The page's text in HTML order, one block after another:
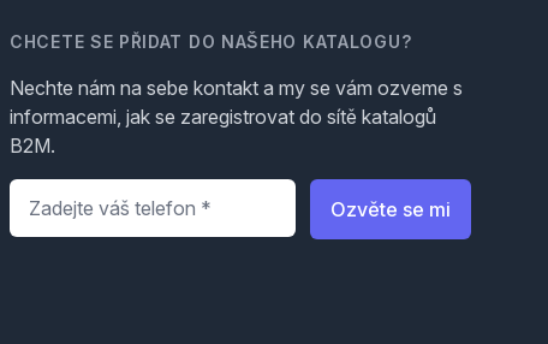
CHCETE SE PŘIDAT DO NAŠEHO KATALOGU?
Nechte nám na sebe kontakt a my se vám ozveme s
informacemi, jak se zaregistrovat do sítě katalogů
B2M.
Telefon
Ozvěte se mi